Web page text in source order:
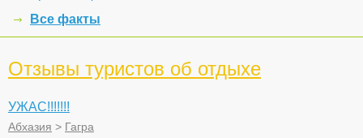
Все факты
Отзывы туристов об отдыхе
УЖАС!!!!!!!
Абхазия > Гагра